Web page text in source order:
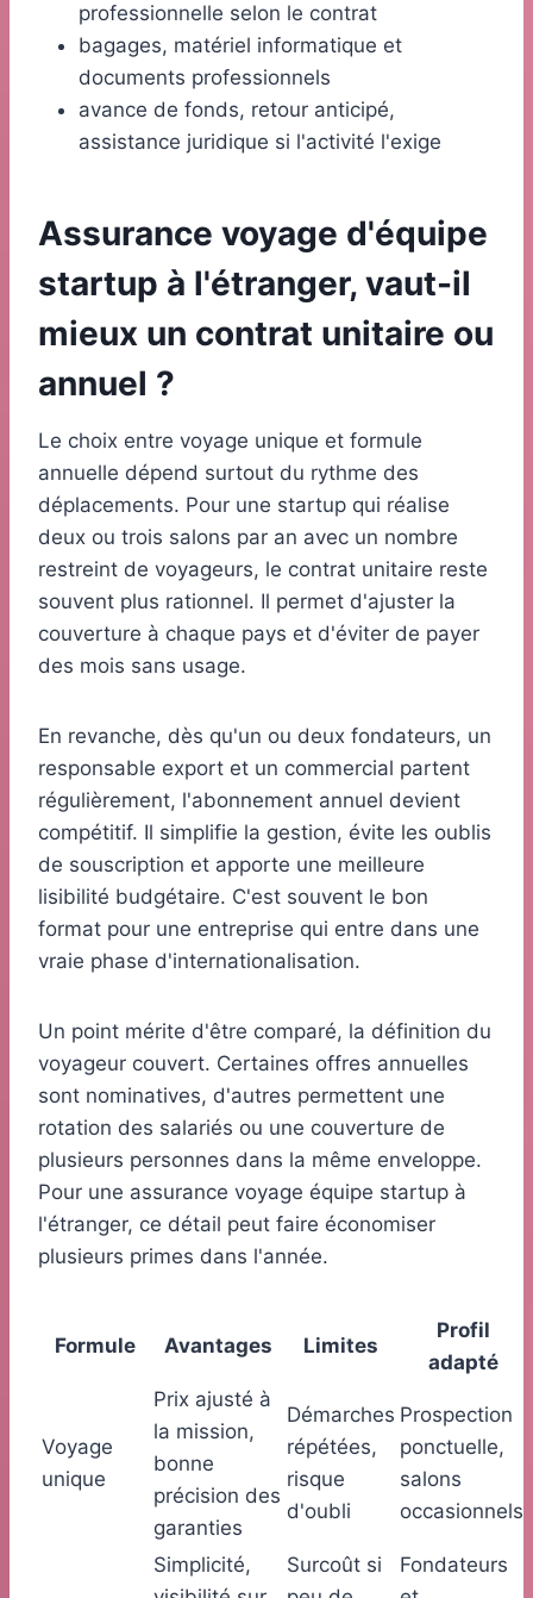
professionnelle selon le contrat
bagages, matériel informatique et
documents professionnels
avance de fonds, retour anticipé,
assistance juridique si l'activité l'exige
Assurance voyage d'équipe
startup à l'étranger, vaut-il
mieux un contrat unitaire ou
annuel ?
Le choix entre voyage unique et formule
annuelle dépend surtout du rythme des
déplacements. Pour une startup qui réalise
deux ou trois salons par an avec un nombre
restreint de voyageurs, le contrat unitaire reste
souvent plus rationnel. Il permet d'ajuster la
couverture à chaque pays et d'éviter de payer
des mois sans usage.
En revanche, dès qu'un ou deux fondateurs, un
responsable export et un commercial partent
régulièrement, l'abonnement annuel devient
compétitif. Il simplifie la gestion, évite les oublis
de souscription et apporte une meilleure
lisibilité budgétaire. C'est souvent le bon
format pour une entreprise qui entre dans une
vraie phase d'internationalisation.
Un point mérite d'être comparé, la définition du
voyageur couvert. Certaines offres annuelles
sont nominatives, d'autres permettent une
rotation des salariés ou une couverture de
plusieurs personnes dans la même enveloppe.
Pour une assurance voyage équipe startup à
l'étranger, ce détail peut faire économiser
plusieurs primes dans l'année.
Formule Avantages Limites
Profil
adapté
Voyage
unique
Prix ajusté à
la mission,
bonne
précision des
garanties
Démarches
répétées,
risque
d'oubli
Prospection
ponctuelle,
salons
occasionnels
Simplicité,
Surcoût si
Fondateurs